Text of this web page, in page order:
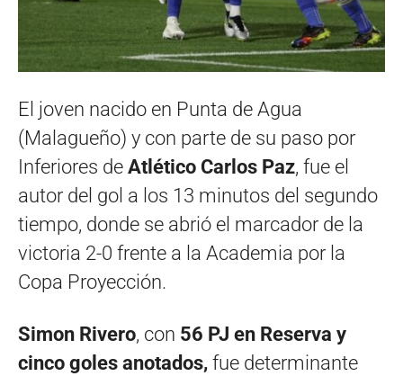
El joven nacido en Punta de Agua
(Malagueño) y con parte de su paso por
Inferiores de Atlético Carlos Paz, fue el
autor del gol a los 13 minutos del segundo
tiempo, donde se abrió el marcador de la
victoria 2-0 frente a la Academia por la
Copa Proyección.
Simon Rivero, con 56 PJ en Reserva y
cinco goles anotados, fue determinante